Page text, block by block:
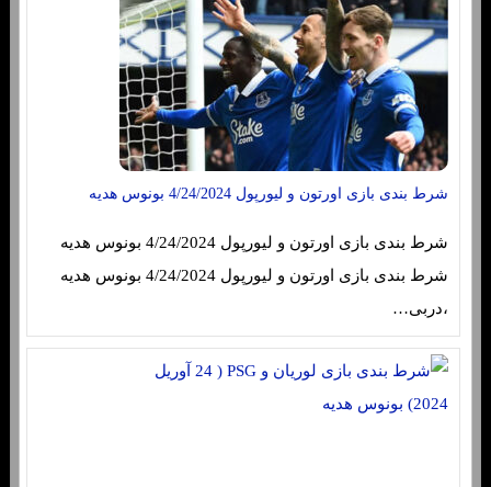
شرط بندی بازی اورتون و لیورپول 4/24/2024 بونوس هدیه
شرط بندی بازی اورتون و لیورپول 4/24/2024 بونوس هدیه
شرط بندی بازی اورتون و لیورپول 4/24/2024 بونوس هدیه
،دربی…